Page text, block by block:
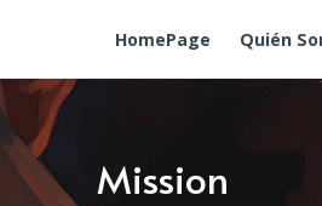
HomePage Quién
Mission